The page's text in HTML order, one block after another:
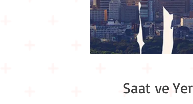
Saat ve Yer